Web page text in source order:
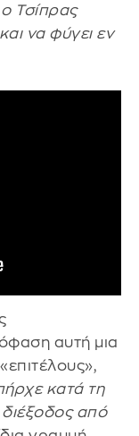
Τσίπρας
να φύγει εν
αυτή μια
κατά τη
από